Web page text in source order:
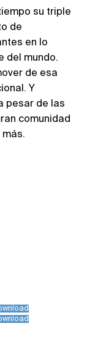
su triple
de
en lo
del mundo.
de esa
Y
pesar de las
comunidad